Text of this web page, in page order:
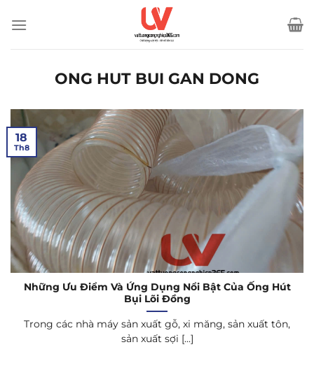
qua
ONG HUT BUI GAN DONG
Những Ưu Điểm Và Ứng Dụng Nổi Bật Của Ống Hút
Bụi Lõi Đồng
Trong các nhà máy sản xuất gỗ, xi măng, sản xuất tôn,
sản xuất sợi [...]
18
Th8